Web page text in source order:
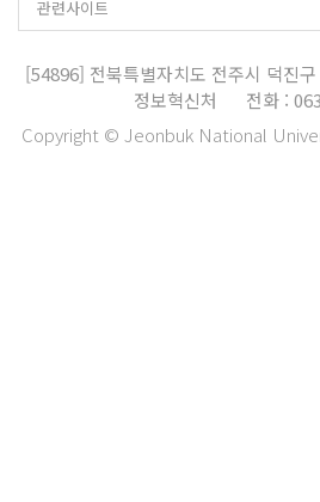
[54896] 전북특별자치도 전주시 덕진
정보혁신처
전화 :
Copyright © Jeonbuk National